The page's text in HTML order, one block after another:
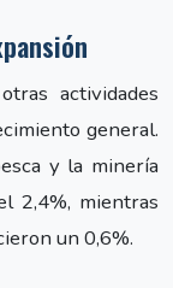
actividades
general.
y la minería
2,4%, mientras
un 0,6%.